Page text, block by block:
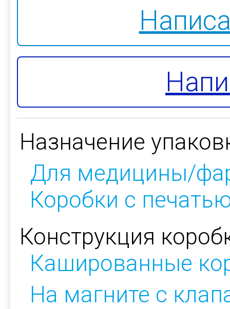
Назначение
Для медицины/
Коробки с
Конструкция
Кашированные
На магните с